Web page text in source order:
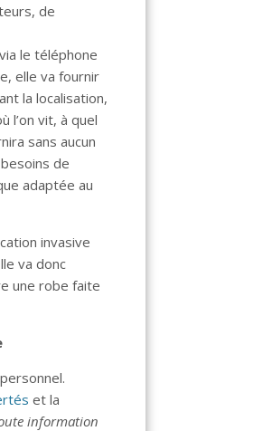
de
le téléphone
elle va fournir
la localisation,
l’on vit, à quel
sans aucun
de
adaptée au
invasive
va donc
une robe faite
et la
information